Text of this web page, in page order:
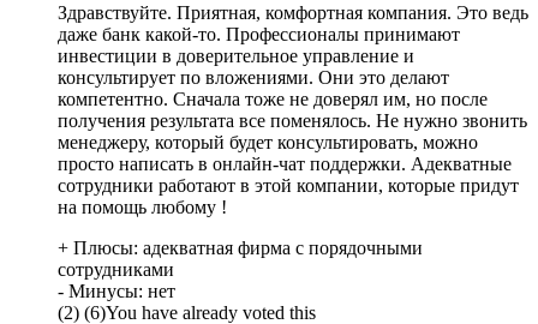
Здравствуйте. Приятная, комфортная компания. Это ведь
даже банк какой-то. Профессионалы принимают
инвестиции в доверительное управление и
консультирует по вложениями. Они это делают
компетентно. Сначала тоже не доверял им, но после
получения результата все поменялось. Не нужно звонить
менеджеру, который будет консультировать, можно
просто написать в онлайн-чат поддержки. Адекватные
сотрудники работают в этой компании, которые придут
на помощь любому !
+ Плюсы: адекватная фирма с порядочными
сотрудниками
- Минусы: нет
(2) (6)You have already voted this